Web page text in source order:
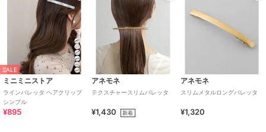
SALE
ミニミニストア
ラインバレッタ ヘアクリップ
シンプル
¥895
アネモネ
テクスチャースリムバレッタ
¥1,430 新着
アネモネ
スリムメタルロングバレッタ
¥1,320